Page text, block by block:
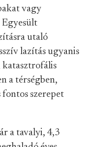
vagy
utaló
lazítás ugyanis
katasztrofális
a térségben,
fontos szerepet
a tavalyi, 4,3